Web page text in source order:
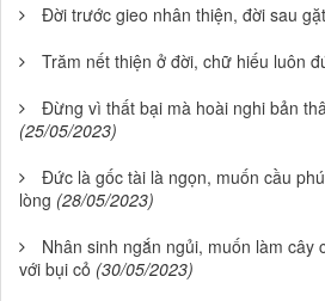
Đời trước gieo nhân thiện, đời sau
Trăm nết thiện ở đời, chữ hiếu luôn
Đừng vì thất bại mà hoài nghi bản
(25/05/2023)
Đức là gốc tài là ngọn, muốn cầu
lòng (28/05/2023)
Nhân sinh ngắn ngủi, muốn làm cây
với bụi cỏ (30/05/2023)